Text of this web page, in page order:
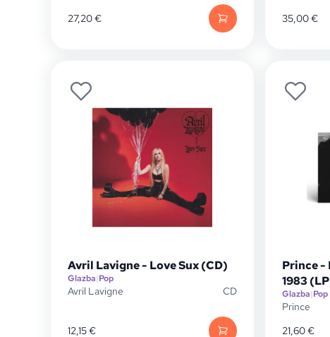
27,20€ 35,00€
Avril Lavigne - Love Sux (CD)
Glazba|Pop
Avril Lavigne CD
12,15€
Prince -
1983
Glazba|Pop
Prince
21,60€